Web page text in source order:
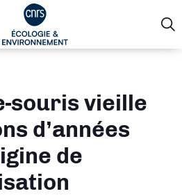
souris vieille
d’années
de